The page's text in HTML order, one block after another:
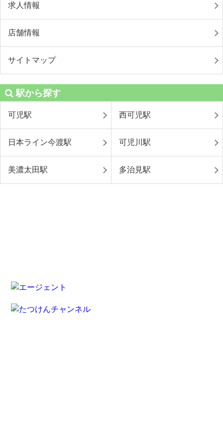
求人情報
店舗情報
サイトマップ
駅から探す
可児駅 西可児駅
日本ライン今渡駅 可児川駅
美濃太田駅 多治見駅